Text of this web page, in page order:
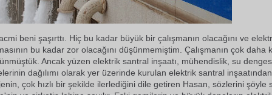
beni şaşırttı. Hiç bu kadar büyük bir çalışmanın olacağını ve
bu kadar zor olacağını düşünmemiştim. Çalışmanın çok daha
Ancak yüzen elektrik santral inşaatı, mühendislik, su
dağılımı olarak yer üzerinde kurulan elektrik santral
çok hızlı bir şekilde ilerlediğini dile getiren Hasan, sözlerini şöyle